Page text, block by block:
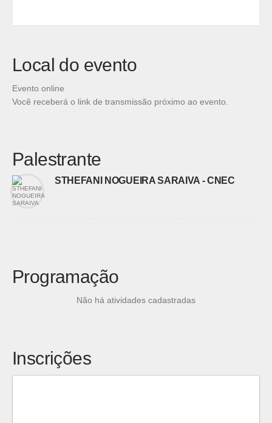
Local do evento
Evento online
Você receberá o link de transmissão próximo ao evento.
Palestrante
STHEFANI NOGUEIRA SARAIVA - CNEC
Programação
Não há atividades cadastradas
Inscrições